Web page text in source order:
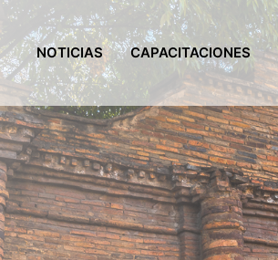
NOTICIAS CAPACITACIONES